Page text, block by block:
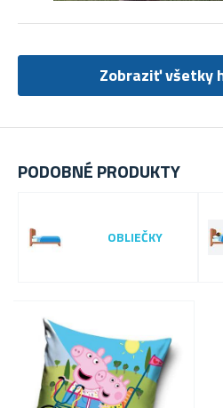
PODOBNÉ PRODUKTY
OBLIEČKY
Zobraziť všetky